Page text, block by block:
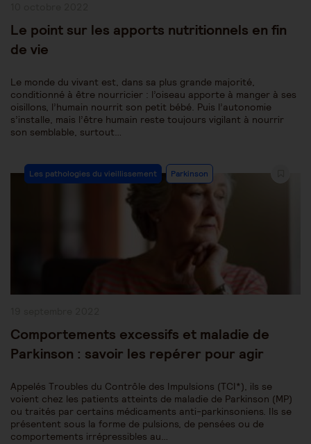
Le point sur les apports nutritionnels en fin
de vie
Le monde du vivant est, dans sa plus grande majorité,
conditionné à être nourricier : l’oiseau apporte à manger à ses
oisillons, l’humain nourrit son petit bébé. Puis l’autonomie
s’installe, mais l’être humain reste toujours vigilant à nourrir
son semblable, surtout…
Post
Category:
Les pathologies du vieillissement Parkinson
Comportements excessifs et maladie de
Parkinson : savoir les repérer pour agir
Appelés Troubles du Contrôle des Impulsions (TCI*), ils se
voient chez les patients atteints de maladie de Parkinson (MP)
ou traités par certains médicaments anti-parkinsoniens. Ils se
présentent sous la forme de pulsions, de pensées ou de
comportements irrépressibles au…